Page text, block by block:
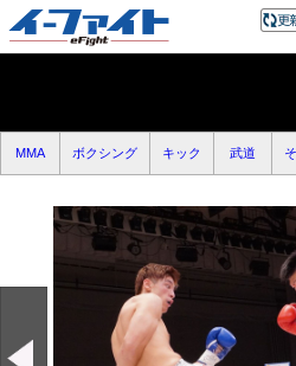
MMA ボクシング キック 武道